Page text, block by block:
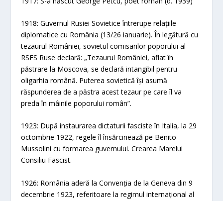
1918: Guvernul Rusiei Sovietice întrerupe relațiile
diplomatice cu România (13/26 ianuarie). În legătură cu
tezaurul României, sovietul comisarilor poporului al
RSFS Ruse declară: „Tezaurul României, aflat în
păstrare la Moscova, se declară intangibil pentru
oligarhia română. Puterea sovietică își asumă
răspunderea de a păstra acest tezaur pe care îl va
preda în mâinile poporului român”.
1923: După instaurarea dictaturii fasciste în Italia, la 29
octombrie 1922, regele îl însărcinează pe Benito
Mussolini cu formarea guvernului. Crearea Marelui
Consiliu Fascist.
1926: România aderă la Convenția de la Geneva din 9
decembrie 1923, referitoare la regimul internațional al